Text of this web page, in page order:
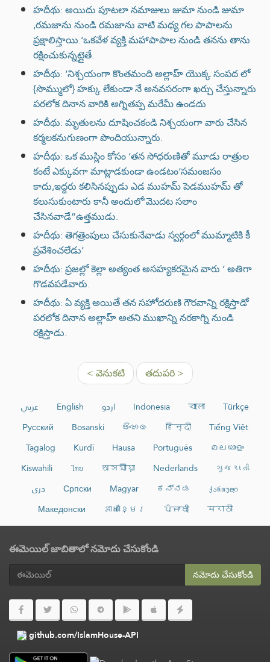
హదీథు: అయిదు పూటలా నమాజులు జుమా నుండి జుమా
,రమజాను నుండి రమజాను వాటి మధ్య గల పాపాలను
ప్రక్షాలిస్తాయి.‘ఒకవేళ వ్యక్తి మహాపాపాల నుండి తనను తాను
రక్షించుకున్నట్లైతే.
హదీథు: ‘నిశ్చయంగా కొంతమంది అల్లాహ్ యొక్క సంపద లో
{సొమ్ములో} హక్కు లేకుండా నే అనవసరంగా ఖర్చు చేస్తున్నారు
పరలోక దినాన వారికి అగ్నితప్ప మరేమీ ఉండదు
హదీథు: మృతులను దూషించకండి నిశ్చయంగా వారు చేసిన
కర్మలకనుగుణంగా పొందియున్నారు.
హదీథు: ఒక ముస్లిం కోసం ‘తన సోధరుణితో మూడు రాత్రుల
కంటే ఎక్కువగా మాట్లాడకుండా ఉండటం‘సమంజసం
కాదు,ఇద్దరు కలిసినప్పుడు ఎడ ముహమ్ పెడముహమ్ తో
కలుసుకుంటారు కానీ అందులో'మొదట సలాం
చేసినవాడే”ఉత్తముడు.
హదీథు: తెగత్రెంపులు చేసుకునేవాడు స్వర్గంలో ముమ్మాటికి కీ
ప్రవేశించలేడు’
హదీథు: ప్రజల్లో కెల్లా అత్యంత అసహ్యకరమైన వారు ‘ అతిగా
గొడవపడేవారు.
హదీథు: ఏ వ్యక్తి అయితే తన సహోదరుణి గౌరవాన్ని రక్షిస్తాడో
పరలోక దినాన అల్లాహ్ అతని ముఖాన్ని నరకాగ్ని నుండి
రక్షిస్తాడు.
< వెనుకటి తదుపరి >
عربي English اردو Indonesia বাংলা
Türkçe
Русский
Bosanski සිංහල हिन्दी
Tiếng Việt
Tagalog
Kurdî Hausa Português
മലയാളം
Kiswahili
ไทย অসমীয়া Nederlands
ગુજરાતી
دری
Српски Magyar ಕನ್ನಡ
ქართული
Македонски
ភាសាខ្មែរ ਪੰਜਾਬੀ मराठी
ఈమెయిల్ జాబితాలో నమోదు చేసుకోండి
నమోదు చేసుకోండి
github.com/IslamHouse-API